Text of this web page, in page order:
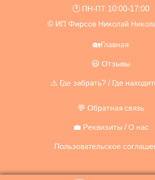
🕑 ПН-ПТ 10:00-17:00
© ИП Фирсов Николай
🏡Главная
😃 Отзывы
⚠️ Где забрать? / Где
💬 Обратная связь
💼 Реквизиты / О нас
Пользовательское